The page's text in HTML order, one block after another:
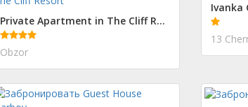
Private Apartment in The Cliff Resort
Obzor
Ivanka
13